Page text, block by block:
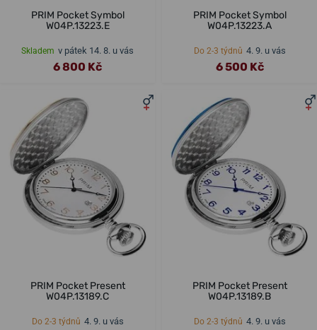
PRIM Pocket Symbol
W04P.13223.E
Skladem v pátek 14. 8. u vás
6 800 Kč
PRIM Pocket Symbol
W04P.13223.A
Do 2-3 týdnů 4. 9. u vás
6 500 Kč
PRIM Pocket Present
W04P.13189.C
Do 2-3 týdnů 4. 9. u vás
PRIM Pocket Present
W04P.13189.B
Do 2-3 týdnů 4. 9. u vás